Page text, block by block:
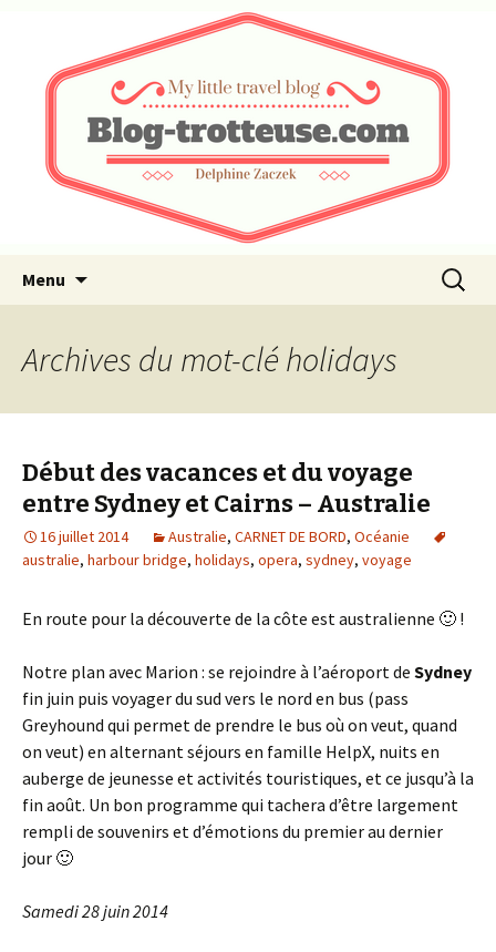
Blog-trotteuse.com
My little travel blog …
Menu
Archives du mot-clé holidays
Début des vacances et du voyage
entre Sydney et Cairns – Australie
16 juillet 2014 Australie, CARNET DE BORD, Océanie
australie, harbour bridge, holidays, opera, sydney, voyage
En route pour la découverte de la côte est australienne 🙂 !
Notre plan avec Marion : se rejoindre à l’aéroport de Sydney
fin juin puis voyager du sud vers le nord en bus (pass
Greyhound qui permet de prendre le bus où on veut, quand
on veut) en alternant séjours en famille HelpX, nuits en
auberge de jeunesse et activités touristiques, et ce jusqu’à la
fin août. Un bon programme qui tachera d’être largement
rempli de souvenirs et d’émotions du premier au dernier
jour 🙂
Samedi 28 juin 2014